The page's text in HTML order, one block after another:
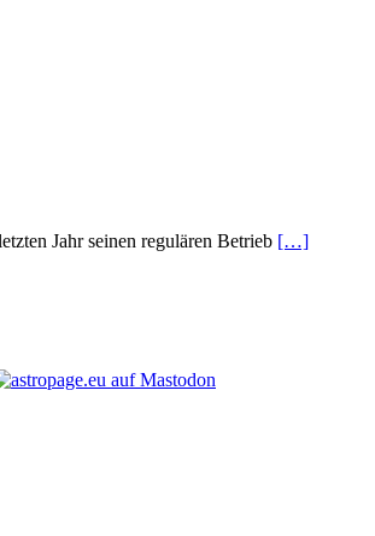
Jahr seinen regulären Betrieb […]